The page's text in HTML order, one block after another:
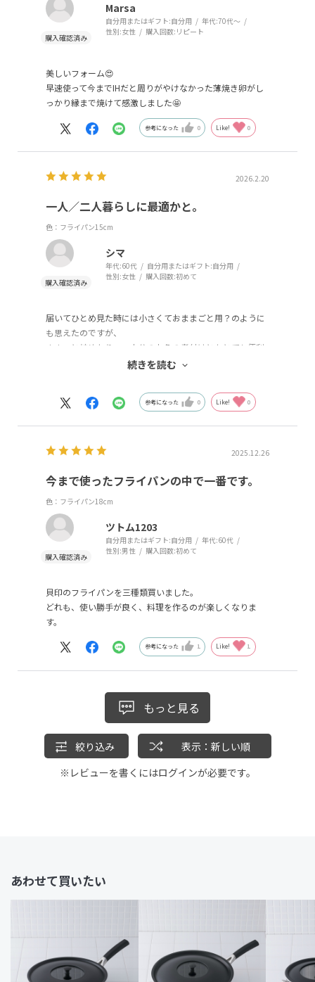
あわせて買いたい
Marsa
自分用またはギフト:自分用 年代:70代～
性別:女性 購入回数: リピート
美しいフォーム😍
早速使って今までIHだと周りがやけなかった薄焼き卵がし
っかり縁まで焼けて感激しました🤩
参考になった 0 Like! 0
2026.2.20
一人／二人暮らしに最適かと。
色：フライパン15cm
シマ
年代:60代 自分用またはギフト:自分用
性別:女性 購入回数:初めて
届いてひとめ見た時には小さくておままごと用？のように
も思えたのですが、
ささっと炒めたり、一人分のお魚の煮付けとかとても便利
で洗うのも手間かからず続きを読む
参考になった 0 Like! 0
2025.12.26
今まで使ったフライパンの中で一番です。
色：フライパン18cm
ツトム1203
自分用またはギフト:自分用 年代:60代
性別:男性 購入回数:初めて
貝印のフライパンを三種類買いました。
どれも、使い勝手が良く、料理を作るのが楽しくなりま
す。
参考になった 1 Like! 1
もっと見る
絞り込み
表示：新しい順
※レビューを書くにはログインが必要です。